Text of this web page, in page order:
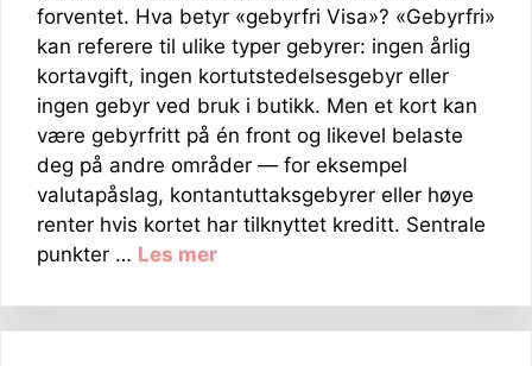
forventet. Hva betyr «gebyrfri Visa»? «Gebyrfri»
kan referere til ulike typer gebyrer: ingen årlig
kortavgift, ingen kortutstedelsesgebyr eller
ingen gebyr ved bruk i butikk. Men et kort kan
være gebyrfritt på én front og likevel belaste
deg på andre områder — for eksempel
valutapåslag, kontantuttaksgebyrer eller høye
renter hvis kortet har tilknyttet kreditt. Sentrale
punkter … Les mer